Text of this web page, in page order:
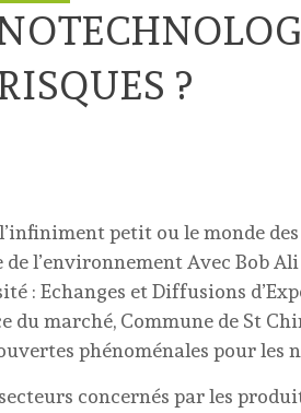
?
petit ou le monde
l’environnement Avec Bob
: Echanges et Diffusions
du marché, Commune de St
phénoménales pour les
concernés par les